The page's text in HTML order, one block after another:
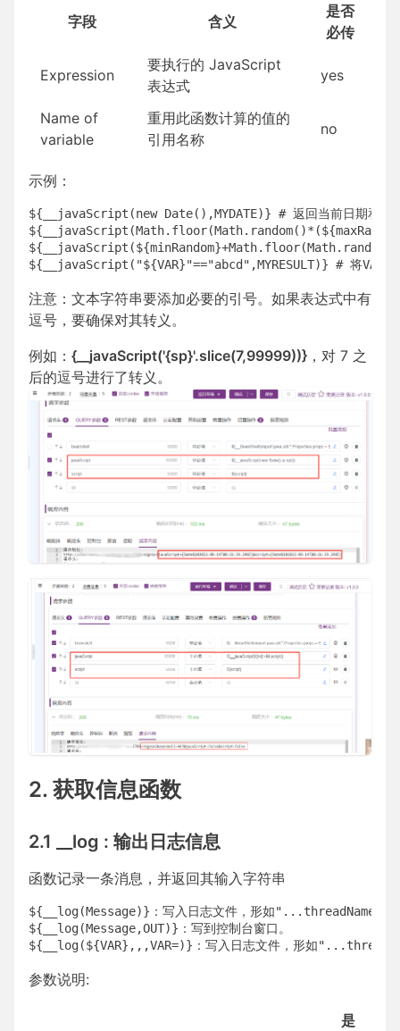
字段 含义
是否
必传
Expression
要执行的 JavaScript
表达式
yes
Name of
variable
重用此函数计算的值的
引用名称
no
示例：
${__javaScript(new Date(),MYDATE)} # 返回当前日期和时
注意：文本字符串要添加必要的引号。如果表达式中有
逗号，要确保对其转义。
例如： {__javaScript('{sp}'.slice(7,99999))} ，对 7 之
后的逗号进行了转义。
2. 获取信息函数
2.1 __log : 输出日志信息
函数记录一条消息，并返回其输入字符串
${__log(Message)}：写入日志文件，形如
${__log(Message,OUT)}：写到控制台窗口。
参数说明:
是